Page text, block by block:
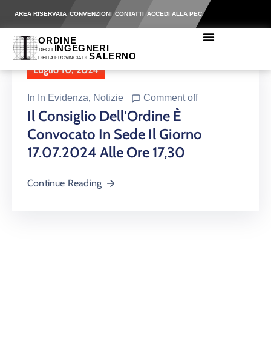
AREA RISERVATA CONVENZIONI CONTATTI ACCEDI ALLA PEC
Luglio 10, 2024
In In Evidenza‚ Notizie Comment off
Il Consiglio Dell’Ordine È
Convocato In Sede Il Giorno
17.07.2024 Alle Ore 17,30
Continue Reading